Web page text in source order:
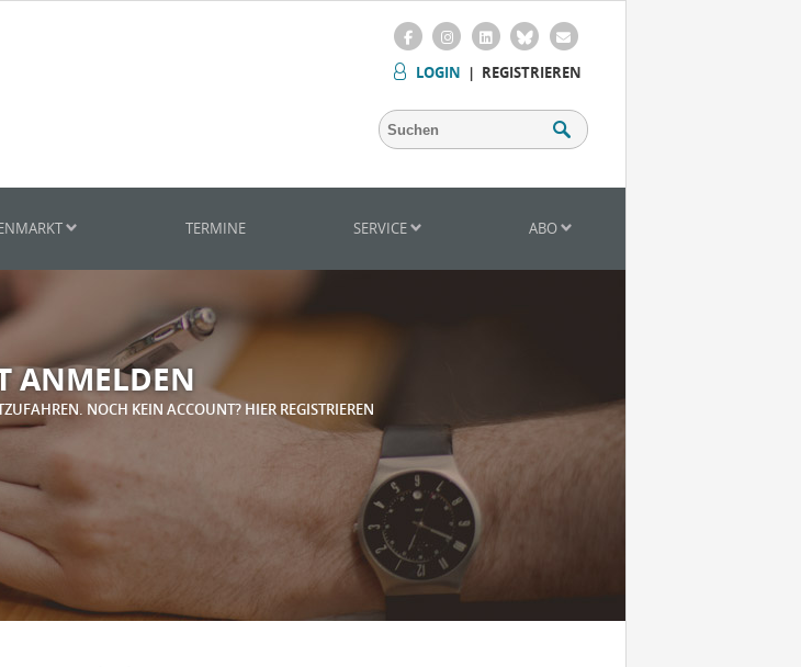
LOGIN | REGISTRIEREN
TERMINE SERVICE ABO
ANMELDEN
NOCH KEIN ACCOUNT? HIER REGISTRIEREN